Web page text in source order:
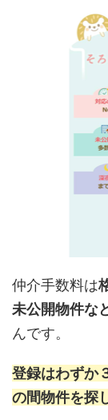
仲介手数料は
未公開物件な
んです。
登録はわずか
の間物件を探